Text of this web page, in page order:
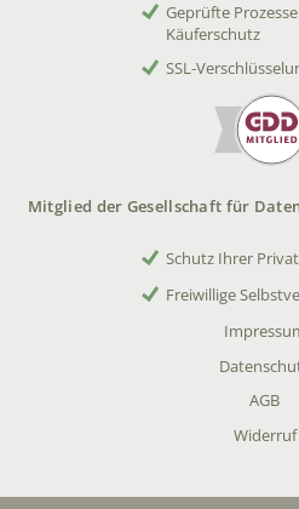
Geprüfte
Käuferschutz
SSL-
Mitglied der Gesellschaft für
Schutz Ihrer
Freiwillige
AGB
Widerruf